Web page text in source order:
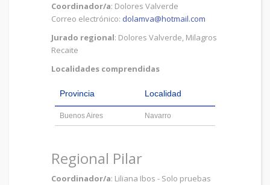
Coordinador/a: Dolores Valverde
Correo electrónico: dolamva@hotmail.com
Jurado regional: Dolores Valverde, Milagros
Recaite
Localidades comprendidas
Provincia Localidad
Buenos Aires Navarro
Regional Pilar
Coordinador/a: Liliana Ibos - Solo pruebas